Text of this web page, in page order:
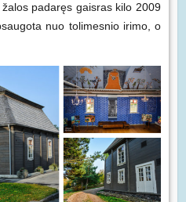
padaręs gaisras kilo 2009
nuo tolimesnio irimo, o